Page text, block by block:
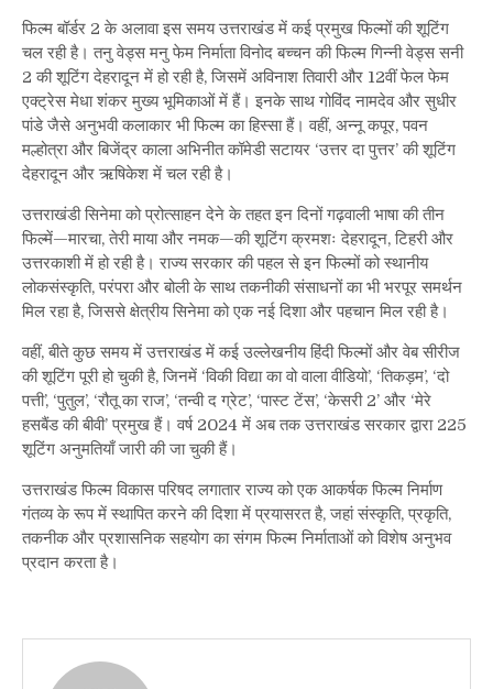
फिल्म बॉर्डर 2 के अलावा इस समय उत्तराखंड में कई प्रमुख फिल्मों की शूटिंग
चल रही है। तनु वेड्स मनु फेम निर्माता विनोद बच्चन की फिल्म गिन्नी वेड्स सनी
2 की शूटिंग देहरादून में हो रही है, जिसमें अविनाश तिवारी और 12वीं फेल फेम
एक्ट्रेस मेधा शंकर मुख्य भूमिकाओं में हैं। इनके साथ गोविंद नामदेव और सुधीर
पांडे जैसे अनुभवी कलाकार भी फिल्म का हिस्सा हैं। वहीं, अन्नू कपूर, पवन
मल्होत्रा और बिजेंद्र काला अभिनीत कॉमेडी सटायर ‘उत्तर दा पुत्तर’ की शूटिंग
देहरादून और ऋषिकेश में चल रही है।
उत्तराखंडी सिनेमा को प्रोत्साहन देने के तहत इन दिनों गढ़वाली भाषा की तीन
फिल्में—मारचा, तेरी माया और नमक—की शूटिंग क्रमशः देहरादून, टिहरी और
उत्तरकाशी में हो रही है। राज्य सरकार की पहल से इन फिल्मों को स्थानीय
लोकसंस्कृति, परंपरा और बोली के साथ तकनीकी संसाधनों का भी भरपूर समर्थन
मिल रहा है, जिससे क्षेत्रीय सिनेमा को एक नई दिशा और पहचान मिल रही है।
वहीं, बीते कुछ समय में उत्तराखंड में कई उल्लेखनीय हिंदी फिल्मों और वेब सीरीज
की शूटिंग पूरी हो चुकी है, जिनमें ‘विकी विद्या का वो वाला वीडियो’, ‘तिकड़म’, ‘दो
पत्ती’, ‘पुतुल’, ‘रौतू का राज’, ‘तन्वी द ग्रेट’, ‘पास्ट टेंस’, ‘केसरी 2’ और ‘मेरे
हसबैंड की बीवी’ प्रमुख हैं। वर्ष 2024 में अब तक उत्तराखंड सरकार द्वारा 225
शूटिंग अनुमतियाँ जारी की जा चुकी हैं।
उत्तराखंड फिल्म विकास परिषद लगातार राज्य को एक आकर्षक फिल्म निर्माण
गंतव्य के रूप में स्थापित करने की दिशा में प्रयासरत है, जहां संस्कृति, प्रकृति,
तकनीक और प्रशासनिक सहयोग का संगम फिल्म निर्माताओं को विशेष अनुभव
प्रदान करता है।